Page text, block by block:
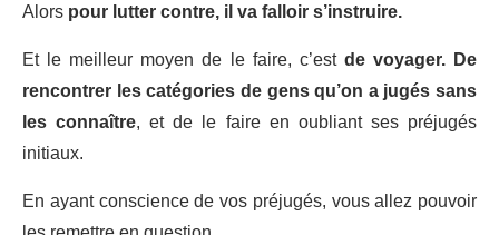
Alors pour lutter contre, il va falloir s’instruire.
Et le meilleur moyen de le faire, c’est de voyager. De
rencontrer les catégories de gens qu’on a jugés sans
les connaître, et de le faire en oubliant ses préjugés
initiaux.
En ayant conscience de vos préjugés, vous allez pouvoir